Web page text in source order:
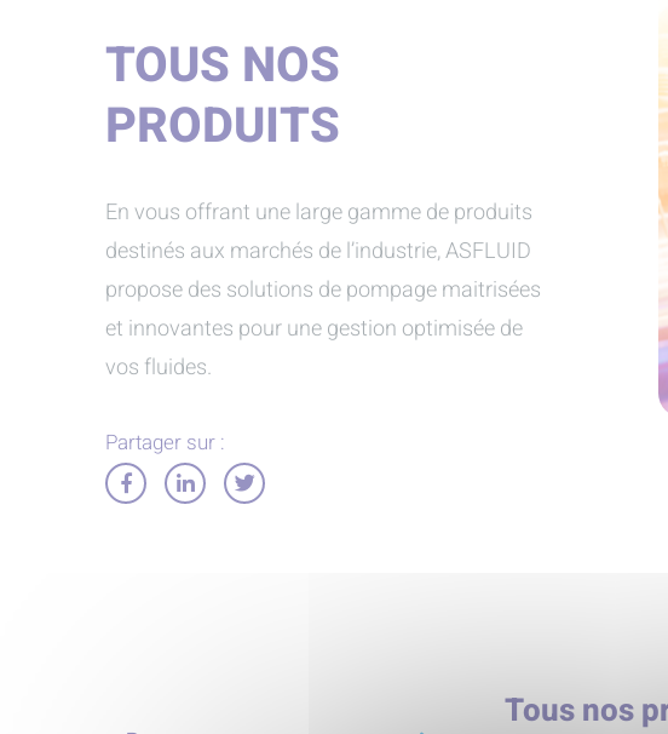
TOUS NOS
PRODUITS
En vous offrant une large gamme de produits
destinés aux marchés de l’industrie, ASFLUID
propose des solutions de pompage maitrisées
et innovantes pour une gestion optimisée de
vos fluides.
Partager sur :
PartagerPartagerPartager
Tous nos